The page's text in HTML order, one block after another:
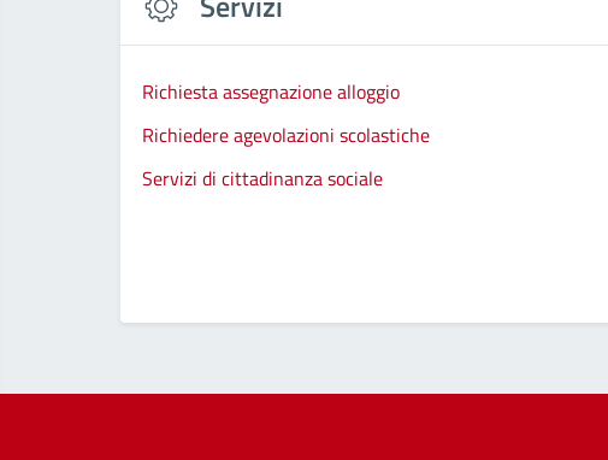
Richiesta assegnazione alloggio
Richiedere agevolazioni scolastiche
Servizi di cittadinanza sociale